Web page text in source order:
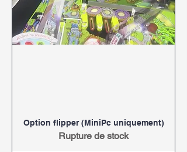
Option flipper (MiniPc uniquement)
Rupture de stock